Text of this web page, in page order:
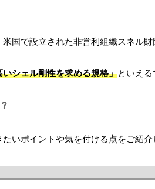
国で設立された非営利組織スネル
いシェル剛性を求める規格」といえる
いポイントや気を付ける点をご紹介